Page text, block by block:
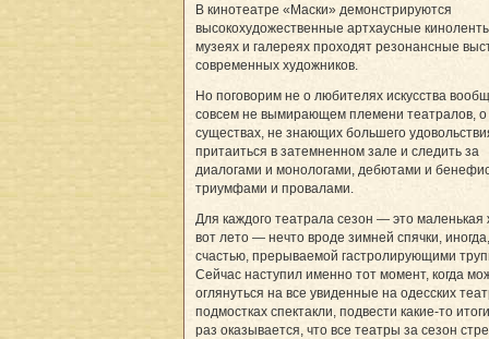
В кинотеатре «Маски» демонстрируются
высокохудожественные артхаусные
музеях и галереях проходят резонансные
современных художников.
Но поговорим не о любителях искусства
совсем не вымирающем племени театралов, о
существах, не знающих большего
притаиться в затемненном зале и следить за
диалогами и монологами, дебютами и
триумфами и провалами.
Для каждого театрала сезон — это маленькая
вот лето — нечто вроде зимней спячки,
счастью, прерываемой гастролирующими
Сейчас наступил именно тот момент, когда
оглянуться на все увиденные на одесских
подмостках спектакли, подвести какие-то
раз оказывается, что все театры за сезон